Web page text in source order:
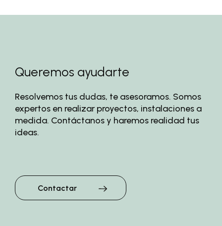
Queremos ayudarte
Resolvemos tus dudas, te asesoramos. Somos
expertos en realizar proyectos, instalaciones a
medida. Contáctanos y haremos realidad tus
ideas.
Contactar